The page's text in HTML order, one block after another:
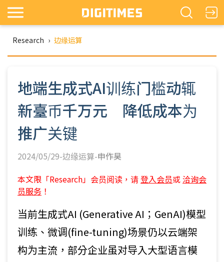
Research › 边缘运算
地端生成式AI训练门槛动辄
新臺币千万元 降低成本为
推广关键
2024/05/29-边缘运算-申作昊
本文限「Research」会员阅读，请登入会员或 洽询会
员服务 ！
当前生成式AI (Generative AI；GenAI)模型
训练、微调(fine-tuning)场景仍以云端架
构为主流，部分企业虽对导入大型语言模